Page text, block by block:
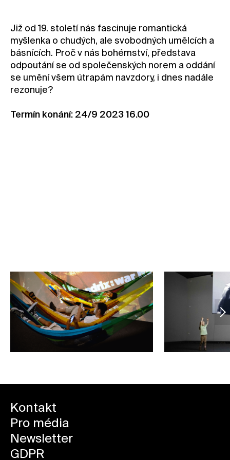
Novinky
Pro média
Pronájem prostor
Volné pozice
Již od 19. století nás fascinuje romantická
myšlenka o chudých, ale svobodných umělcích a
básnících. Proč v nás bohémství, představa
odpoutání se od společenských norem a oddání
se umění všem útrapám navzdory, i dnes nadále
rezonuje?
Termín konání: 24/9 2023 16.00
Kontakt
Pro média
Newsletter
GDPR